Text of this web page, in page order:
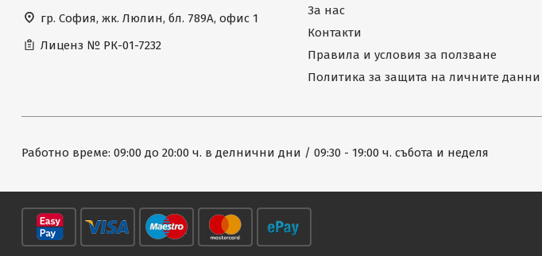
гр. София, жк. Люлин, бл. 789А, офис 1
Лиценз № РК-01-7232
За нас
Контакти
Правила и условия за ползване
Политика за защита на личните данни
Работно време: 09:00 до 20:00 ч. в делнични дни / 09:30 - 19:00 ч. събота и неделя